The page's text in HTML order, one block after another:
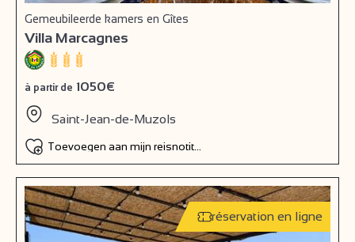
Gemeubileerde kamers en Gîtes
Villa Marcagnes
à partir de 1050€
Saint-Jean-de-Muzols
Toevoegen aan mijn reisnotitieboek
réservation en ligne